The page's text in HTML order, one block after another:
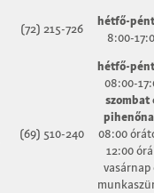
(72) 215-726
hétfő-
8:00-
(69) 510-240
hétfő-
08:00-
szombat
08:00
12:00
vasárnap